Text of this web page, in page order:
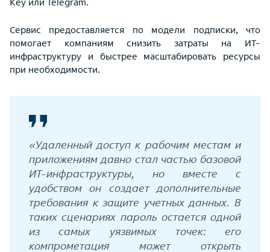
Сервис предоставляется по модели подписки, что
помогает компаниям снизить затраты на ИТ-
инфраструктуру и быстрее масштабировать ресурсы
при необходимости.
«Удаленный доступ к рабочим местам и
приложениям давно стал частью базовой
ИТ-инфраструктуры, но вместе с
удобством он создает дополнительные
требования к защите учетных данных. В
таких сценариях пароль остается одной
из самых уязвимых точек: его
компрометация может открыть